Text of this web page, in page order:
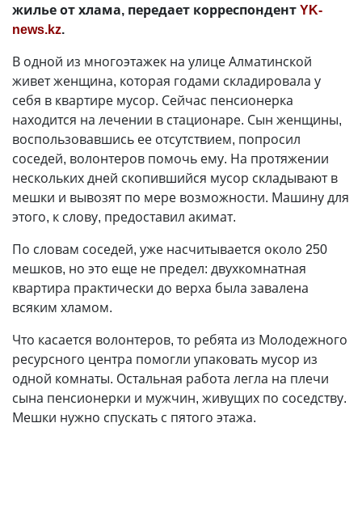
жилье от хлама, передает корреспондентYK-
news.kz.
В одной из многоэтажек на улице Алматинской
живет женщина, которая годами складировала у
себя в квартире мусор. Сейчас пенсионерка
находится на лечении в стационаре. Сын женщины,
воспользовавшись ее отсутствием, попросил
соседей, волонтеров помочь ему. На протяжении
нескольких дней скопившийся мусор складывают в
мешки и вывозят по мере возможности. Машину для
этого, к слову, предоставил акимат.
По словам соседей, уже насчитывается около 250
мешков, но это еще не предел: двухкомнатная
квартира практически до верха была завалена
всяким хламом.
Что касается волонтеров, то ребята из Молодежного
ресурсного центра помогли упаковать мусор из
одной комнаты. Остальная работа легла на плечи
сына пенсионерки и мужчин, живущих по соседству.
Мешки нужно спускать с пятого этажа.